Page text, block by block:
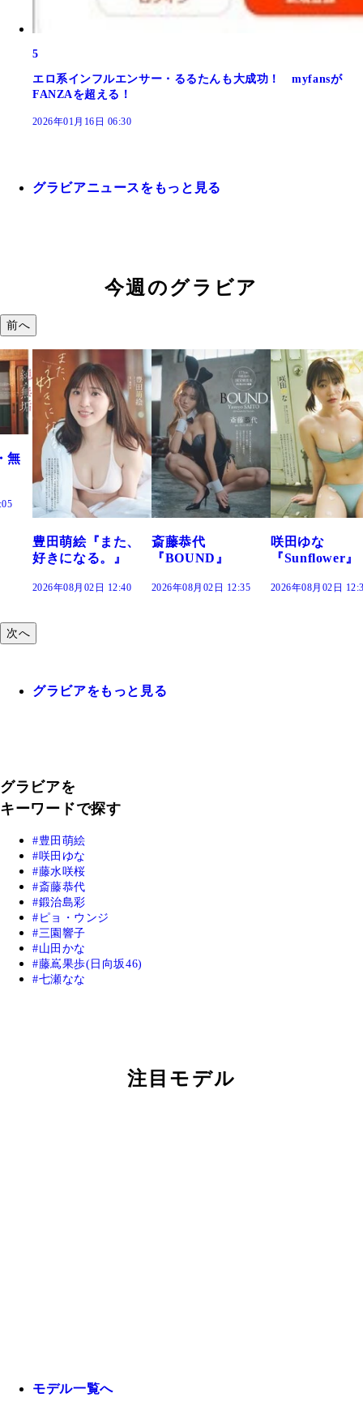
5
エロ系インフルエンサー・るるたんも大成功！ myfansが
FANZAを超える！
2026年01月16日 06:30
グラビアニュースをもっと見る
今週のグラビア
前へ
た、
斎藤恭代
『BOUND』
2026年08月02日 12:35
咲田ゆな
『Sunflower』
2026年08月02日 12:30
藤水咲桜『
だまり』
2026年08月02
次へ
グラビアをもっと見る
グラビアを
キーワードで探す
豊田萌絵
咲田ゆな
藤水咲桜
斎藤恭代
鍛治島彩
ピョ・ウンジ
三園響子
山田かな
藤嶌果歩(日向坂46)
七瀬なな
注目モデル
モデル一覧へ